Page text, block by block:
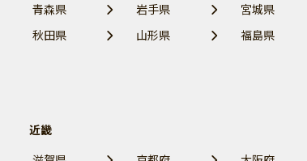
青森県
岩手県
宮城県
秋田県
山形県 福島県
近畿